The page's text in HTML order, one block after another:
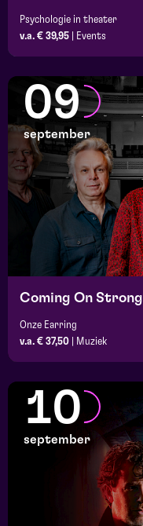
Psychologie in theater
v.a. € 39,95
Events
09
september
Coming On Strong
Onze Earring
v.a. € 37,50
Muziek
10
september